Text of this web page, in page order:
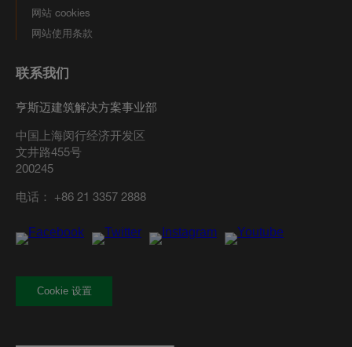
网站 cookies
网站使用条款
联系我们
亨斯迈建筑解决方案事业部
中国上海闵行经济开发区
文井路455号
200245
电话： +86 21 3357 2888
Cookie 设置